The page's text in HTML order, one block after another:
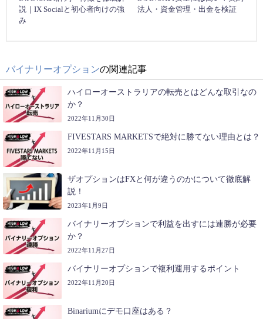
説｜IX Socialと初心者向けの強
み
法人・資金管理・出金を検証
バイナリーオプションの関連記事
ハイローオーストラリアの転売とはどんな取引なの
か？
2022年11月30日
FIVESTARS MARKETSで絶対に勝てない理由とは？
2022年11月15日
ザオプションはFXと何が違うのかについて徹底解
説！
2023年1月9日
バイナリーオプションで利益を出すには連勝が必要
か？
2022年11月27日
バイナリーオプションで複利運用するポイント
2022年11月20日
Binariumにデモ口座はある？